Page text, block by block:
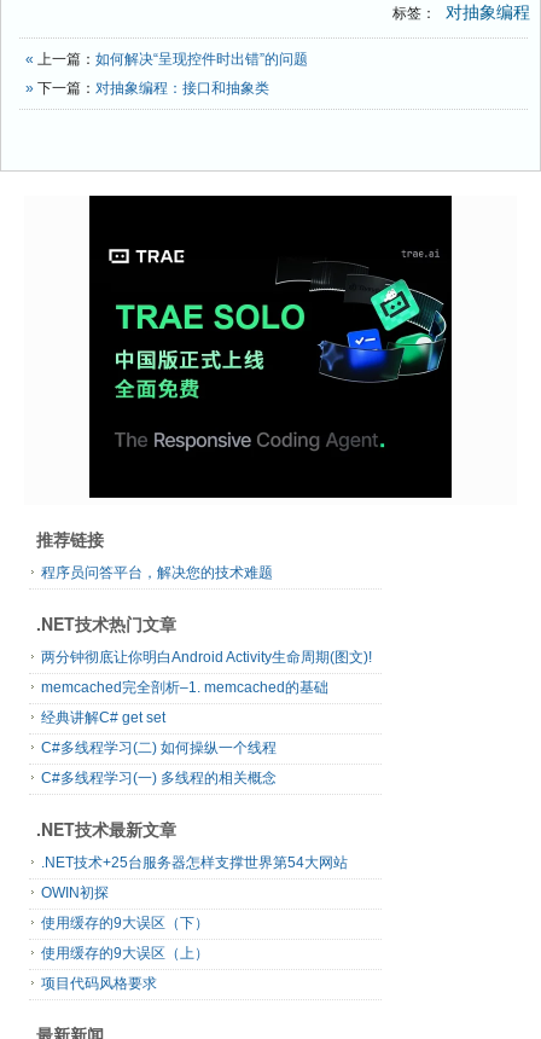
标签： 对抽象编程
« 上一篇： 如何解决“呈现控件时出错”的问题
» 下一篇： 对抽象编程：接口和抽象类
推荐链接
程序员问答平台，解决您的技术难题
.NET技术热门文章
两分钟彻底让你明白Android Activity生命周期(图文)!
memcached完全剖析–1. memcached的基础
经典讲解C# get set
C#多线程学习(二) 如何操纵一个线程
C#多线程学习(一) 多线程的相关概念
.NET技术最新文章
.NET技术+25台服务器怎样支撑世界第54大网站
OWIN初探
使用缓存的9大误区（下）
使用缓存的9大误区（上）
项目代码风格要求
最新新闻